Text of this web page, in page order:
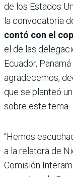
de los Estados
la convocatoria
contó con el
el de las
Ecuador,
agradecemos,
que se planteó
sobre este tema.
“Hemos
a la relatora de
Comisión